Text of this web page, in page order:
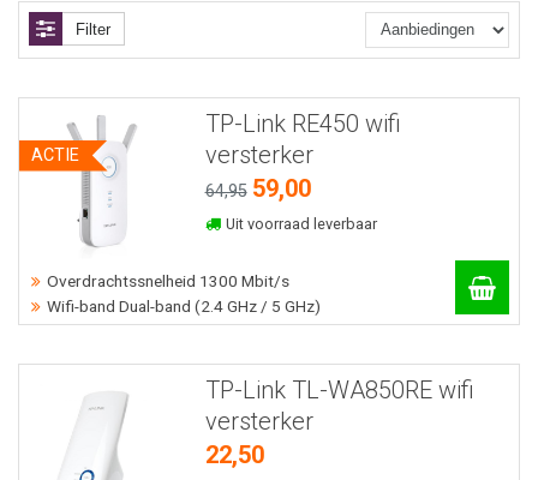
Filter
TP-Link RE450 wifi
versterker
64,95 59,00
Uit voorraad leverbaar
ACTIE
Overdrachtssnelheid 1300 Mbit/s
Wifi-band Dual-band (2.4 GHz / 5 GHz)
TP-Link TL-WA850RE wifi
versterker
22,50